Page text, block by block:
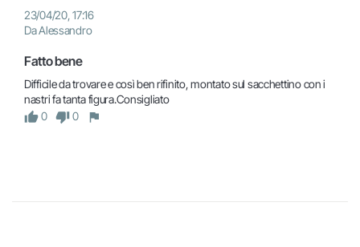
23/04/20, 17:16
Da Alessandro
Fatto bene
Difficile da trovare e così ben rifinito, montato sul sacchettino con i
nastri fa tanta figura.Consigliato
0
0